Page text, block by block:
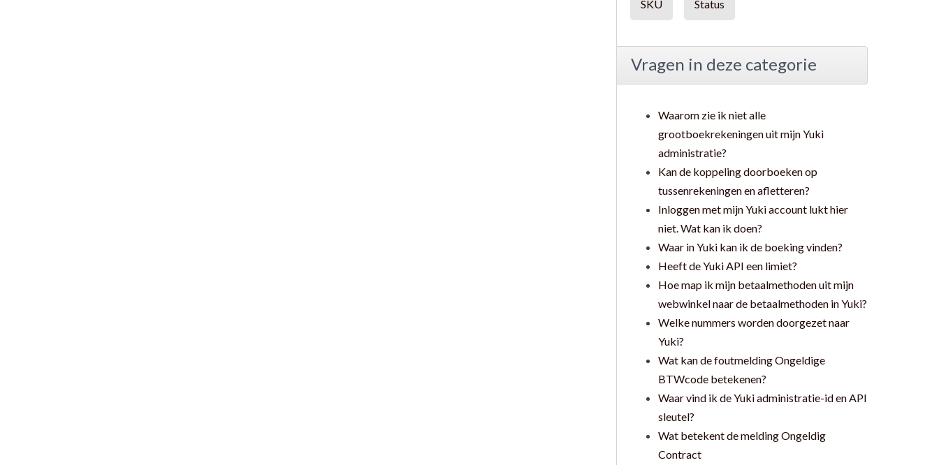
SKU Status
Vragen in deze categorie
Waarom zie ik niet alle
grootboekrekeningen uit mijn Yuki
administratie?
Kan de koppeling doorboeken op
tussenrekeningen en afletteren?
Inloggen met mijn Yuki account lukt hier
niet. Wat kan ik doen?
Waar in Yuki kan ik de boeking vinden?
Heeft de Yuki API een limiet?
Hoe map ik mijn betaalmethoden uit mijn
webwinkel naar de betaalmethoden in Yuki?
Welke nummers worden doorgezet naar
Yuki?
Wat kan de foutmelding Ongeldige
BTWcode betekenen?
Waar vind ik de Yuki administratie-id en API
sleutel?
Wat betekent de melding Ongeldig
Contract